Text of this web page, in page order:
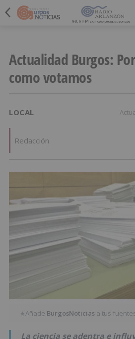
Actualidad Burgos:
como votamos
LOCAL
Redacción
★Añade BurgosNoticias a tus
La ciencia se adentra e